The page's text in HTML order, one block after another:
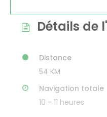
Détails de
Distance
54 KM
Navigation totale
10 - 11 heures